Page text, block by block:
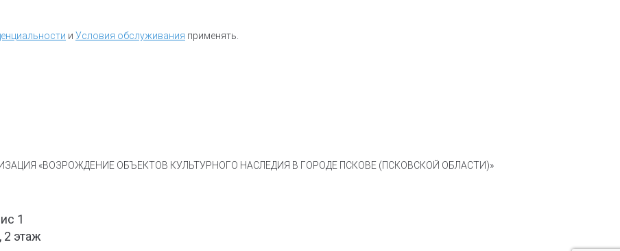
и Условия обслуживания применять.
«ВОЗРОЖДЕНИЕ ОБЪЕКТОВ КУЛЬТУРНОГО НАСЛЕДИЯ В ГОРОДЕ ПСКОВЕ (ПСКОВСКОЙ ОБЛАСТИ)»
1
2 этаж